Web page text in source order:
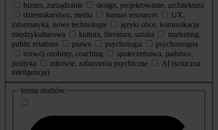
biznes, zarządzanie
design, projektowanie, architektura
dziennikarstwo, media
human resources
UX,
informatyka, nowe technologie
języki obce, komunikacja
międzykulturowa
kultura, literatura, sztuka
marketing,
public relations
prawo psychologia
psychoterapia
rozwój osobisty, coaching
społeczeństwo, państwo,
polityka
zdrowie, zaburzenia psychiczne
AI (sztuczna
inteligencja)
dodatkowe
informacje
forma studiów: